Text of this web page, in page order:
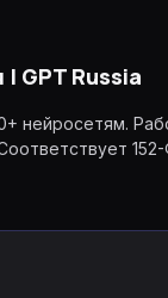
GPT Russia
нейросетям.